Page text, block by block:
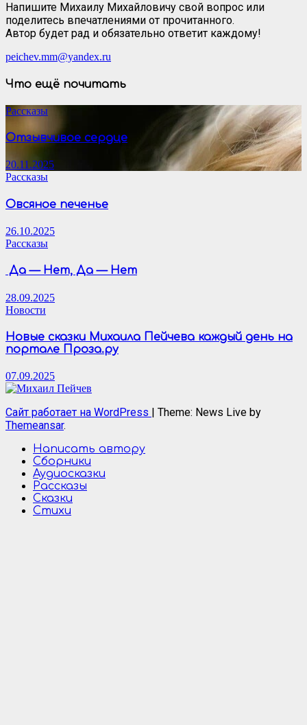
Напишите Михаилу Михайловичу свой вопрос или
поделитесь впечатлениями от прочитанного.
Автор будет рад и обязательно ответит каждому!
peichev.mm@yandex.ru
Что ещё почитать
Рассказы
Отзывчивое сердце
20.11.2025
Рассказы
Овсяное печенье
26.10.2025
Рассказы
Да — Нет, Да — Нет
28.09.2025
Новости
Новые сказки Михаила Пейчева каждый день на
портале Проза.ру
07.09.2025
Сайт работает на WordPress | Theme: News Live by
Themeansar.
Написать автору
Сборники
Аудиосказки
Рассказы
Сказки
Стихи